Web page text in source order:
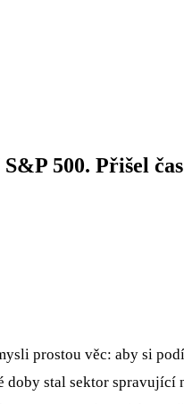
500. Přišel
prostou věc: aby si
doby stal sektor